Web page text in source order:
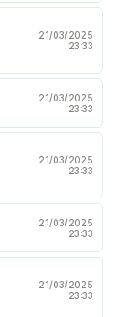
21/03/2025
23:33
21/03/2025
23:33
21/03/2025
23:33
21/03/2025
23:33
21/03/2025
23:33